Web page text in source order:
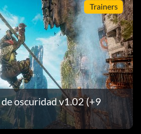
Trainers
oscuridad v1.02 (+9